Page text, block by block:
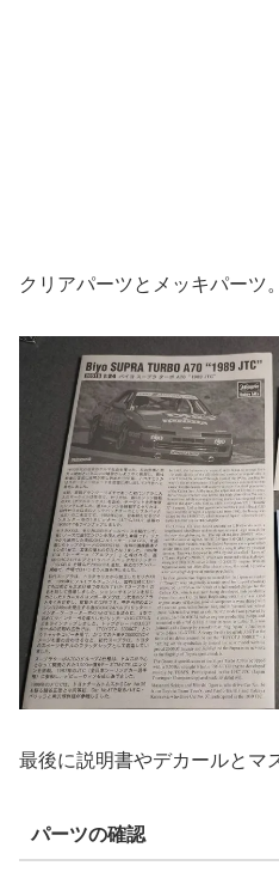
クリアパーツとメッキパーツ。
最後に説明書やデカールとマ
パーツの確認